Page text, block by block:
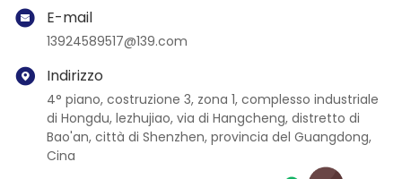
E-mail
13924589517@139.com
Indirizzo
4° piano, costruzione 3, zona 1, complesso industriale
di Hongdu, lezhujiao, via di Hangcheng, distretto di
Bao'an, città di Shenzhen, provincia del Guangdong,
Cina